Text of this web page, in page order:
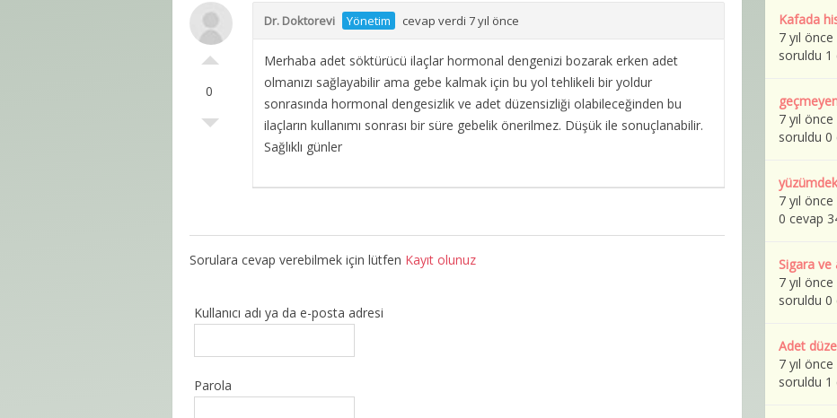
0
Dr. Doktorevi Yönetim cevap verdi 7 yıl önce
Merhaba adet söktürücü ilaçlar hormonal dengenizi bozarak erken adet
olmanızı sağlayabilir ama gebe kalmak için bu yol tehlikeli bir yoldur
sonrasında hormonal dengesizlik ve adet düzensizliği olabileceğinden bu
ilaçların kullanımı sonrası bir süre gebelik önerilmez. Düşük ile sonuçlanabilir.
Sağlıklı günler
Sorulara cevap verebilmek için lütfen Kayıt olunuz
Kullanıcı adı ya da e-posta adresi
Parola
Kafada
7 yıl önce
soruldu 1
7 yıl önce
soruldu 0
7 yıl önce
0 cevap
Sigara ve
7 yıl önce
soruldu 0
Adet
7 yıl önce
soruldu 1